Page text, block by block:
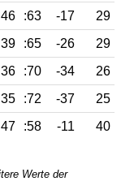
46 :63 -17
29
39 :65 -26
29
36 :70 -34
26
35 :72 -37
25
47 :58 -11 40